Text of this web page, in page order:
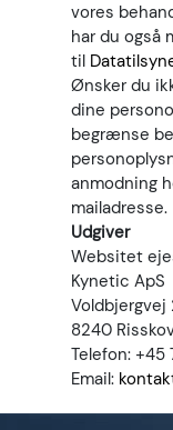
vores
har du også
til
Ønsker du
dine
begrænse
anmodning
mailadresse.
Udgiver
Websitet
Kynetic ApS
Voldbjergvej
8240
Telefon: +45
Email: